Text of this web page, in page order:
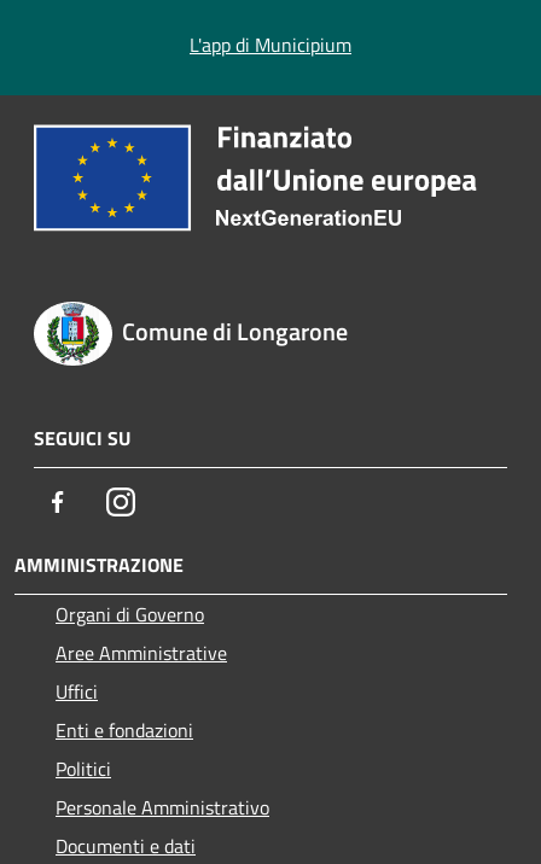
L'app di Municipium
Comune di Longarone
SEGUICI SU
FacebookInstagram
AMMINISTRAZIONE
Organi di Governo
Aree Amministrative
Uffici
Enti e fondazioni
Politici
Personale Amministrativo
Documenti e dati